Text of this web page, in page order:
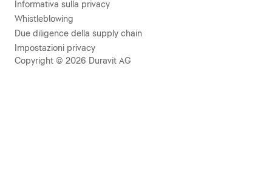
Informativa sulla privacy
Whistleblowing
Due diligence della supply chain
Impostazioni privacy
Copyright © 2026 Duravit AG